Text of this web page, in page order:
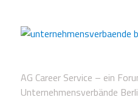
AG Career Service – ein
Unternehmensverbände